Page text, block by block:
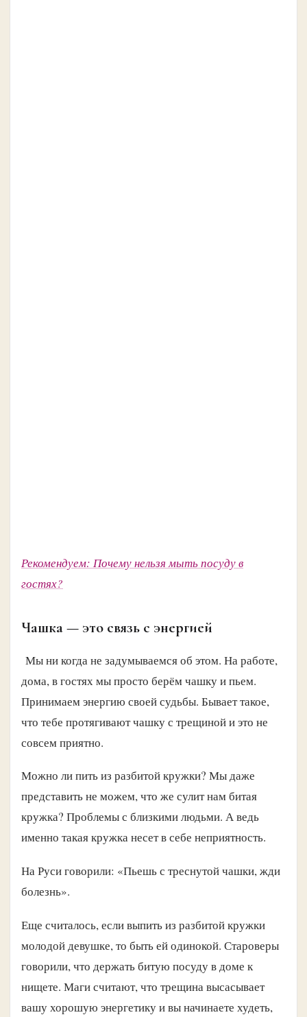
Рекомендуем: Почему нельзя мыть посуду в
гостях?
Чашка — это связь с энергией
Мы ни когда не задумываемся об этом. На работе,
дома, в гостях мы просто берём чашку и пьем.
Принимаем энергию своей судьбы. Бывает такое,
что тебе протягивают чашку с трещиной и это не
совсем приятно.
Можно ли пить из разбитой кружки? Мы даже
представить не можем, что же сулит нам битая
кружка? Проблемы с близкими людьми. А ведь
именно такая кружка несет в себе неприятность.
На Руси говорили: «Пьешь с треснутой чашки, жди
болезнь».
Еще считалось, если выпить из разбитой кружки
молодой девушке, то быть ей одинокой. Староверы
говорили, что держать битую посуду в доме к
нищете. Маги считают, что трещина высасывает
вашу хорошую энергетику и вы начинаете худеть,